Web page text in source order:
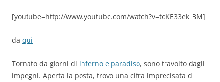
[youtube=http://www.youtube.com/watch?v=toKE33ek_BM]
da qui
Tornato da giorni di inferno e paradiso, sono travolto dagli
impegni. Aperta la posta, trovo una cifra imprecisata di